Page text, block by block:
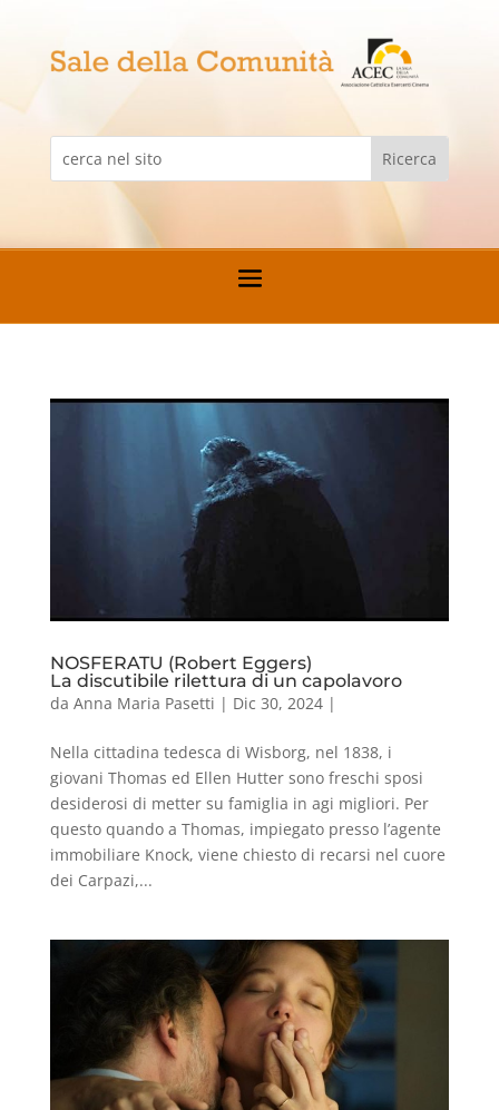
NOSFERATU (Robert Eggers)
La discutibile rilettura di un capolavoro
da Anna Maria Pasetti | Dic 30, 2024|
Nella cittadina tedesca di Wisborg, nel 1838, i
giovani Thomas ed Ellen Hutter sono freschi sposi
desiderosi di metter su famiglia in agi migliori. Per
questo quando a Thomas, impiegato presso l’agente
immobiliare Knock, viene chiesto di recarsi nel cuore
dei Carpazi,...